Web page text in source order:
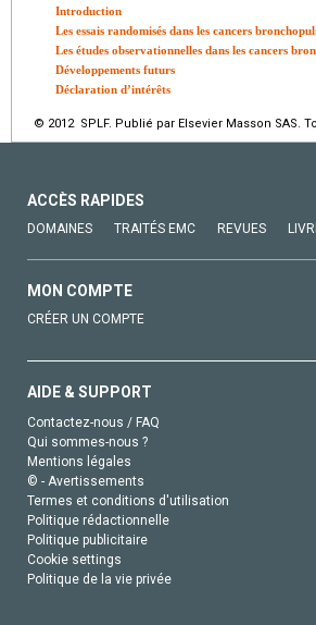
Introduction
Les essais randomisés dans les cancers
Les études observationnelles dans les cancers
Développements futurs
Déclaration d’intérêts
© 2012 SPLF. Publié par Elsevier Masson SAS.
ACCÈS RAPIDES
DOMAINES TRAITÉS EMC REVUES
MON COMPTE
CRÉER UN COMPTE
AIDE & SUPPORT
Contactez-nous / FAQ
Qui sommes-nous ?
Mentions légales
© - Avertissements
Termes et conditions d'utilisation
Politique rédactionnelle
Politique publicitaire
Cookie settings
Politique de la vie privée